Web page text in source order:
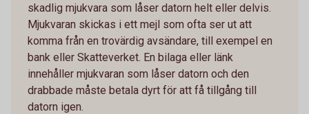
skadlig mjukvara som låser datorn helt eller delvis.
Mjukvaran skickas i ett mejl som ofta ser ut att
komma från en trovärdig avsändare, till exempel en
bank eller Skatteverket. En bilaga eller länk
innehåller mjukvaran som låser datorn och den
drabbade måste betala dyrt för att få tillgång till
datorn igen.